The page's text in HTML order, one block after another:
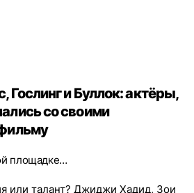
Гослинг и Буллок: актёры,
со своими
площадке…